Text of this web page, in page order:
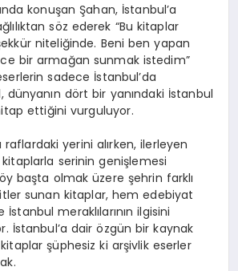
konuşan Şahan, İstanbul’a
söz ederek “Bu kitaplar
niteliğinde. Beni ben yapan
bir armağan sunmak istedim”
sadece İstanbul’da
dünyanın dört bir yanındaki İstanbul
ettiğini vurguluyor.
raflardaki yerini alırken, ilerleyen
serinin genişlemesi
başta olmak üzere şehrin farklı
sunan kitaplar, hem edebiyat
meraklılarının ilgisini
İstanbul’a dair özgün bir kaynak
şüphesiz ki arşivlik eserler